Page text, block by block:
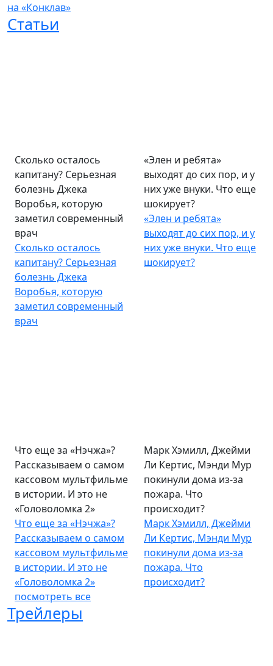
на «Конклав»
Статьи
Сколько осталось
капитану? Серьезная
болезнь Джека
Воробья, которую
заметил современный
врач
Сколько осталось
капитану? Серьезная
болезнь Джека
Воробья, которую
заметил современный
врач
«Элен и ребята»
выходят до сих пор, и у
них уже внуки. Что еще
шокирует?
«Элен и ребята»
выходят до сих пор, и у
них уже внуки. Что еще
шокирует?
Что еще за «Нэчжа»?
Рассказываем о самом
кассовом мультфильме
в истории. И это не
«Головоломка 2»
Что еще за «Нэчжа»?
Рассказываем о самом
кассовом мультфильме
в истории. И это не
«Головоломка 2»
Марк Хэмилл, Джейми
Ли Кертис, Мэнди Мур
покинули дома из-за
пожара. Что
происходит?
Марк Хэмилл, Джейми
Ли Кертис, Мэнди Мур
покинули дома из-за
пожара. Что
происходит?
посмотреть все
Трейлеры